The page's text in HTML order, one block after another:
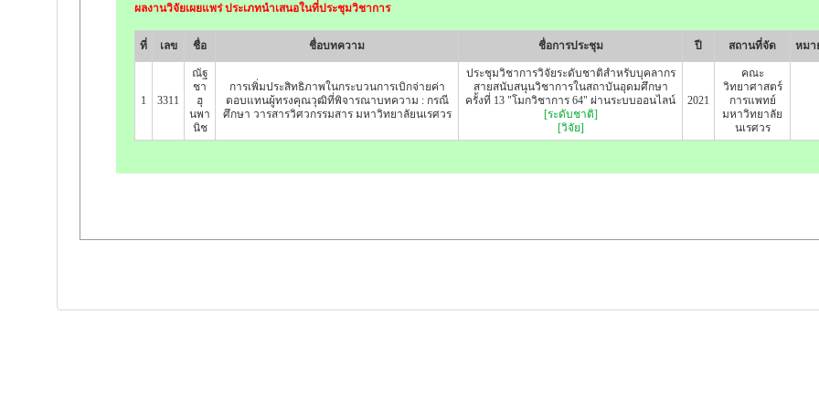
ผลงานวิจัยเผยแพร่ ประเภทนำเสนอในที่ประชุมวิชาการ
ที่ เลข ชื่อ ชื่อบทความ ชื่อการประชุม ปี สถานที่จัด หมา
1 3311
ณัฐ
ชา
ฮุ
นพา
นิช
การเพิ่มประสิทธิภาพในกระบวนการเบิกจ่ายค่า
ตอบแทนผู้ทรงคุณวุฒิที่พิจารณาบทความ : กรณี
ศึกษา วารสารวิศวกรรมสาร มหาวิทยาลัยนเรศวร
ประชุมวิชาการวิจัยระดับชาติสำหรับบุคลากร
สายสนับสนุนวิชาการในสถาบันอุดมศึกษา
ครั้งที่ 13 "โมกวิชาการ 64" ผ่านระบบออนไลน์
[ระดับชาติ]
[วิจัย]
2021
คณะ
วิทยาศาสตร์
การแพทย์
มหาวิทยาลัย
นเรศวร